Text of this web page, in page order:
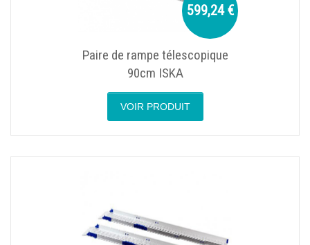
599,24 €
Paire de rampe télescopique
90cm ISKA
VOIR PRODUIT